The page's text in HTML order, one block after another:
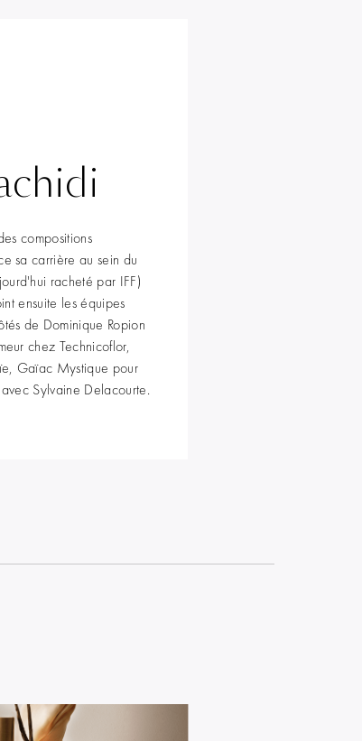
compositions
sa carrière au sein du
racheté par IFF)
ensuite les équipes
de Dominique Ropion
chez Technicoflor,
Gaïac Mystique pour
Sylvaine Delacourte.